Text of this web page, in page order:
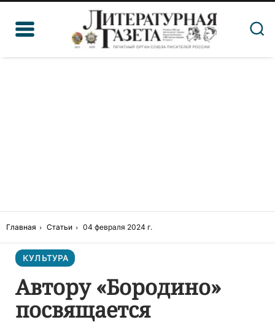
Главная Статьи 04 февраля 2024 г.
КУЛЬТУРА
Автору «Бородино»
посвящается